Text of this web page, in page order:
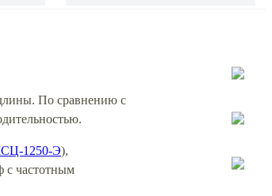
По сравнению с
1250-Э),
с частотным